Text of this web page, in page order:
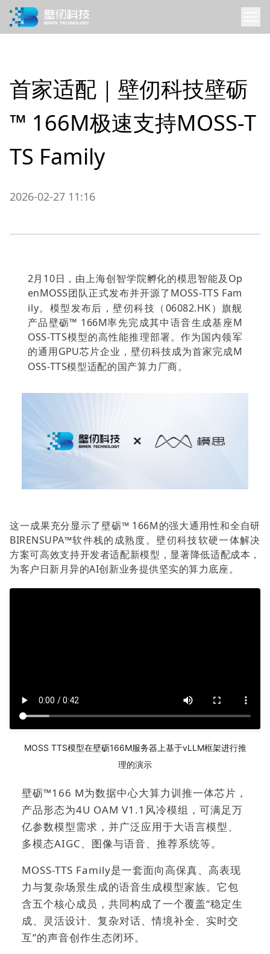
首家适配｜壁仞科技壁砺
™ 166M极速支持MOSS-T
TS Family
2026-02-27 11:16
2月10日 ，由上海创智学院孵化的模思智能及Op
enMOSS团队正式发布并开源了MOSS-TTS Fam
ily。 模型发布后，壁仞科技（06082.HK）旗舰
产品壁砺™ 166M率先完成其中语音生成基座M
OSS-TTS模型的高性能推理部署。作为国内领军
的通用GPU芯片企业，壁仞科技成为首家完成M
OSS-TTS模型适配的国产算力厂商。
这一成果充分显示了壁砺™ 166M的强大通用性和全自研
BIRENSUPA™软件栈的成熟度。壁仞科技软硬一体解决
方案可高效支持开发者适配新模型，显著降低适配成本，
为客户日新月异的AI创新业务提供坚实的算力底座。
MOSS TTS模型在壁砺166M服务器上基于vLLM框架进行推
理的演示
壁砺™166 M为数据中心大算力训推一体芯片，
产品形态为4U OAM V1.1风冷模组，可满足万
亿参数模型需求，并广泛应用于大语言模型、
多模态AIGC、图像与语音、推荐系统等。
MOSS-TTS Family是一套面向高保真、高表现
力与复杂场景生成的语音生成模型家族。它包
含五个核心成员，共同构成了一个覆盖“稳定生
成、灵活设计、复杂对话、情境补全、实时交
互”的声音创作生态闭环。